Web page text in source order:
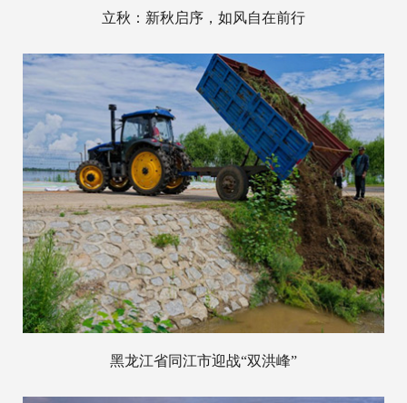
立秋：新秋启序，如风自在前行
黑龙江省同江市迎战“双洪峰”